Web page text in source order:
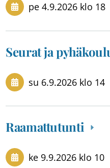
pe 4.9.2026 klo 18
Seurat ja
su 6.9.2026 klo 14
Raamattutunti
ke 9.9.2026 klo 10